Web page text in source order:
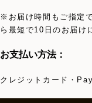
※お届け時間もご指定
ら最短で10日のお届け
お支払い方法：
クレジットカード・